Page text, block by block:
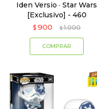
Iden Versio · Star Wars
[Exclusivo] - 460
$ 900 $ 1.000